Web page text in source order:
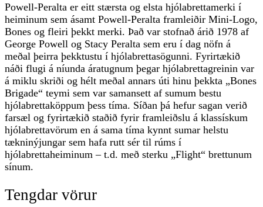
Powell-Peralta er eitt stærsta og elsta hjólabrettamerki í
heiminum sem ásamt Powell-Peralta framleiðir Mini-Logo,
Bones og fleiri þekkt merki. Það var stofnað árið 1978 af
George Powell og Stacy Peralta sem eru í dag nöfn á
meðal þeirra þekktustu í hjólabrettasögunni. Fyrirtækið
náði flugi á níunda áratugnum þegar hjólabrettagreinin var
á miklu skriði og hélt meðal annars úti hinu þekkta „Bones
Brigade“ teymi sem var samansett af sumum bestu
hjólabrettaköppum þess tíma. Síðan þá hefur sagan verið
farsæl og fyrirtækið staðið fyrir framleiðslu á klassískum
hjólabrettavörum en á sama tíma kynnt sumar helstu
tækninýjungar sem hafa rutt sér til rúms í
hjólabrettaheiminum – t.d. með sterku „Flight“ brettunum
sínum.
Tengdar vörur